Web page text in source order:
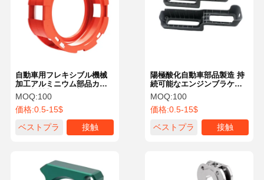
自動車用フレキシブル機械
加工アルミニウム部品カス
タム機械加工金属部品
MOQ:100
価格:0.5-15$
ベストプラ
接触
陽極酸化自動車部品製造 持
続可能なエンジンブラケッ
トマウント
MOQ:100
価格:0.5-15$
ベストプラ
接触